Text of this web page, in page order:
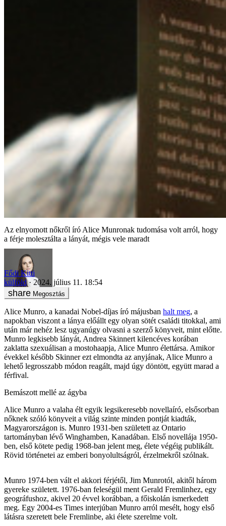
Az elnyomott nőkről író Alice Munronak tudomása volt arról, hogy
a férje molesztálta a lányát, mégis vele maradt
Fődi Kitti
külföld
2024. július 11. 18:54
Megosztás
Alice Munro, a kanadai Nobel-díjas író májusban halt meg, a
napokban viszont a lánya előállt egy olyan sötét családi titokkal, ami
után már nehéz lesz ugyanúgy olvasni a szerző könyveit, mint előtte.
Munro legkisebb lányát, Andrea Skinnert kilencéves korában
zaklatta szexuálisan a mostohaapja, Alice Munro élettársa. Amikor
évekkel később Skinner ezt elmondta az anyjának, Alice Munro a
lehető legrosszabb módon reagált, majd úgy döntött, együtt marad a
férfival.
Bemászott mellé az ágyba
Alice Munro a valaha élt egyik legsikeresebb novellaíró, elsősorban
nőknek szóló könyveit a világ szinte minden pontját kiadták,
Magyarországon is. Munro 1931-ben született az Ontario
tartományban lévő Winghamben, Kanadában. Első novellája 1950-
ben, első kötete pedig 1968-ban jelent meg, élete végéig publikált.
Rövid történetei az emberi bonyolultságról, érzelmekről szólnak.
Munro 1974-ben vált el akkori férjétől, Jim Munrotól, akitől három
gyereke született. 1976-ban feleségül ment Gerald Fremlinhez, egy
geográfushoz, akivel 20 évvel korábban, a főiskolán ismerkedett
meg. Egy 2004-es Times interjúban Munro arról mesélt, hogy első
látásra szeretett bele Fremlinbe, aki élete szerelme volt.